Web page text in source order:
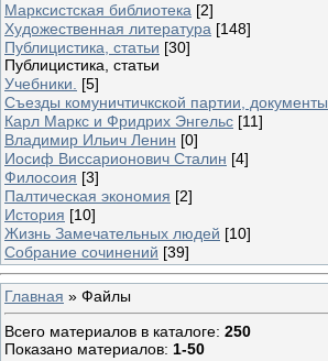
Марксистская библиотека [2]
Художественная литература [148]
Публицистика, статьи [30]
Публицистика, статьи
Учебники.
[5]
Съезды комуничтичкской партии, документы
Карл Маркс и Фридрих Энгельс [11]
Владимир Ильич Ленин [0]
Иосиф Виссарионович Сталин [4]
Филосоия [3]
Палтическая экономия [2]
История [10]
Жизнь Замечательных людей [10]
Собрание сочинений [39]
Главная » Файлы
Всего материалов в каталоге: 250
Показано материалов: 1-50